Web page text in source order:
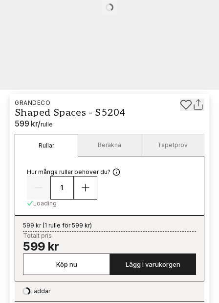
Loading…
GRANDECO
Shaped Spaces - S5204
599 kr/rulle
Rullar Beräkna Tapetprov
Hur många rullar behöver du?
Loading
599 kr(1 rulle för 599 kr)
Totalt pris
599 kr
Köp nu Lägg i varukorgen
Loading…
Laddar